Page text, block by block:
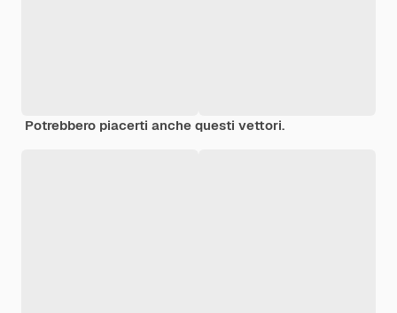
Potrebbero piacerti anche questi vettori.